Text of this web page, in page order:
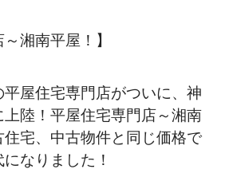
湘南平屋！】
屋住宅専門店がついに、神
陸！平屋住宅専門店～湘南
宅、中古物件と同じ価格で
なりました！